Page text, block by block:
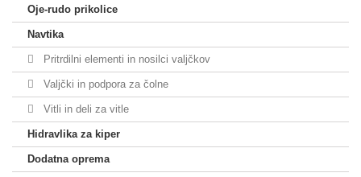
Oje-rudo prikolice
Navtika
Pritrdilni elementi in nosilci valjčkov
Valjčki in podpora za čolne
Vitli in deli za vitle
Hidravlika za kiper
Dodatna oprema